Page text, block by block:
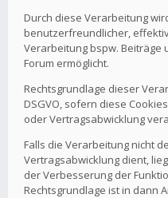
Durch diese Verarbeitung
benutzerfreundlicher,
Verarbeitung bspw. Beiträge
Forum ermöglicht.
Rechtsgrundlage dieser
DSGVO, sofern diese
oder Vertragsabwicklung
Falls die Verarbeitung nicht
Vertragsabwicklung dient,
der Verbesserung der
Rechtsgrundlage ist in dann